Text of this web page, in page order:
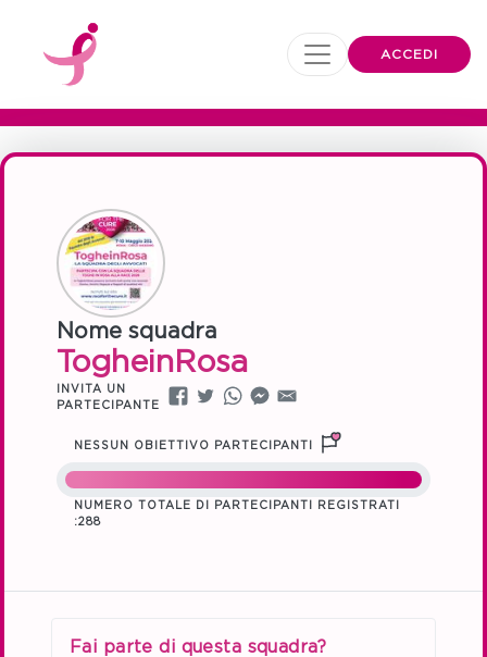
ACCEDI
Nome squadra
TogheinRosa
INVITA UN
PARTECIPANTE
NESSUN OBIETTIVO PARTECIPANTI
NUMERO TOTALE DI PARTECIPANTI REGISTRATI
:288
Fai parte di questa squadra?